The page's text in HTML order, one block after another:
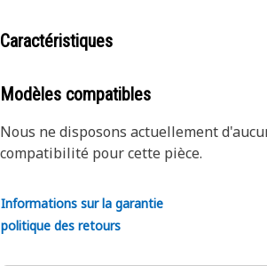
Caractéristiques
Modèles compatibles
Nous ne disposons actuellement
compatibilité pour cette pièce.
Informations sur la garantie
politique des retours